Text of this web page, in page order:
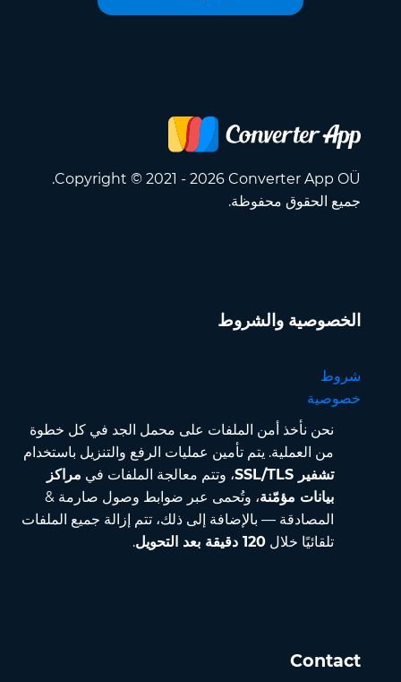
Copyright © 2021 - 2026 Converter App OÜ.
جميع الحقوق محفوظة.
الخصوصية والشروط
شروط
خصوصية
نحن نأخذ أمن الملفات على محمل الجد في كل خطوة
من العملية. يتم تأمين عمليات الرفع والتنزيل باستخدام
تشفير SSL/TLS
، وتتم معالجة الملفات في مراكز
بيانات مؤمّنة، وتُحمى عبر ضوابط وصول صارمة &
المصادقة — بالإضافة إلى ذلك، تتم إزالة جميع الملفات
تلقائيًا خلال 120 دقيقة بعد التحويل .
Contact